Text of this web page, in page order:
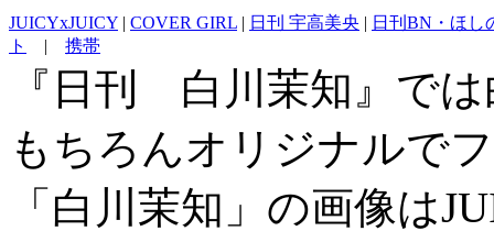
JUICYxJUICY | COVER GIRL | 日刊 宇高美央 | 日刊BN・ほし
ト
| 携帯
『日刊 白川茉知』で
もちろんオリジナルで
「白川茉知」の画像は